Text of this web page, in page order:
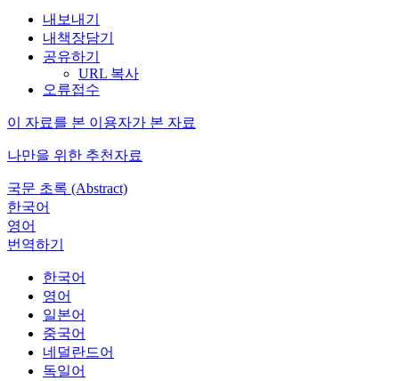
내보내기
내책장담기
공유하기
URL 복사
오류접수
이 자료를 본 이용자가 본 자료
나만을 위한 추천자료
국문 초록 (Abstract)
한국어
영어
번역하기
한국어
영어
일본어
중국어
네덜란드어
독일어